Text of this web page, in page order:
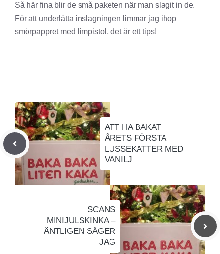
Så här fina blir de små paketen när man slagit in de.
För att underlätta inslagningen limmar jag ihop
smörpappret med limpistol, det är ett tips!
ATT HA BAKAT
ÅRETS FÖRSTA
LUSSEKATTER MED
VANILJ
SCANS
MINIJULSKINKA –
ÄNTLIGEN SÄGER
JAG